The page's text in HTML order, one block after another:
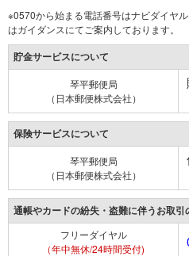
※0570から始まる電話番号はナビダイヤ
はガイダンスにてご案内しております。
貯金サービスについて
琴平郵便局
（日本郵便株式会社）
保険サービスについて
琴平郵便局
（日本郵便株式会社）
通帳やカードの紛失・盗難に伴うお取引
フリーダイヤル
（年中無休/24時間受付)